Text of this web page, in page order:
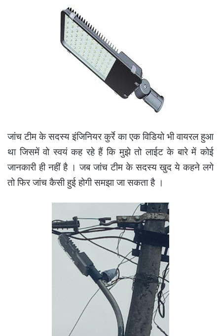
जांच टीम के सदस्य इंजिनियर कुर्रे का एक विडियो भी वायरल हुआ
था जिसमें वो स्वयं कह रहे हैं कि मुझे तो लाईट के बारे में कोई
जानकारी ही नहीं है । जब जांच टीम के सदस्य खुद ये कहने लगे
तो फिर जांच कैसी हुई होगी समझा जा सकता है ।